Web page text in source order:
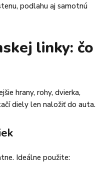
podlahu aj samotnú
linky: čo
hrany, rohy, dvierka,
diely len naložiť do auta.
Ideálne použite: